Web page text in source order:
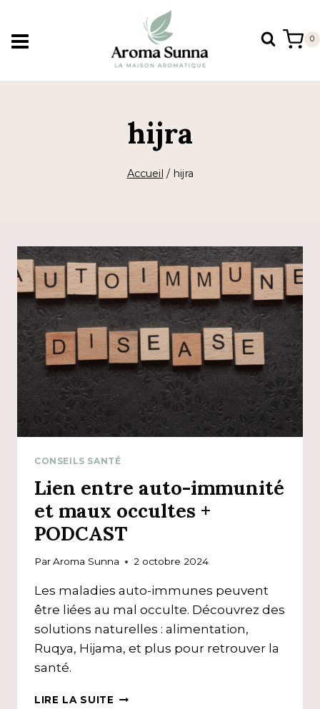
contenu
0
hijra
Accueil / hijra
CONSEILS SANTÉ
Lien entre auto-immunité
et maux occultes +
PODCAST
ParAroma Sunna 2 octobre 2024
Les maladies auto-immunes peuvent
être liées au mal occulte. Découvrez des
solutions naturelles : alimentation,
Ruqya, Hijama, et plus pour retrouver la
santé.
LIRE LA SUITE LIEN